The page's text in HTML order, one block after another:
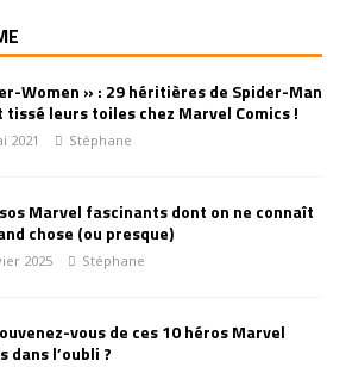
Women » : 29 héritières de Spider-Man
tissé leurs toiles chez Marvel Comics !
2021 Stéphane
Marvel fascinants dont on ne connaît
chose (ou presque)
2025 Stéphane
vous de ces 10 héros Marvel
dans l’oubli ?